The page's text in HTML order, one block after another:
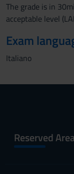
The grade is in
acceptable level
Exam
Italiano
Reserved